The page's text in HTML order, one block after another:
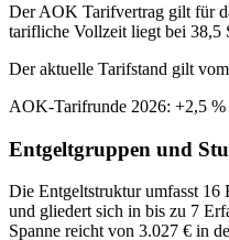
Der AOK Tarifvertrag gilt für
tarifliche Vollzeit liegt bei 38,5
Der aktuelle Tarifstand gilt
AOK-Tarifrunde 2026: +2,5
Entgeltgruppen und
Die Entgeltstruktur umfasst
und gliedert sich in bis zu 7
Spanne reicht von 3.027 € in